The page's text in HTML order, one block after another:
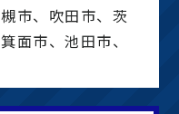
市、吹田市、茨
面市、池田市、